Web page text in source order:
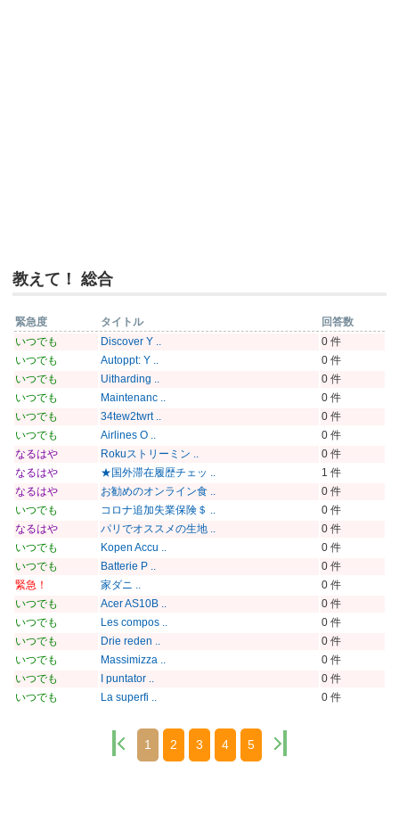
教えて！ 総合
緊急度 タイトル
回答数
いつでも
Discover Y ..
0 件
いつでも
Autoppt: Y ..
0 件
いつでも
Uitharding ..
0 件
いつでも
Maintenanc ..
0 件
いつでも
34tew2twrt ..
0 件
いつでも
Airlines O ..
0 件
なるはや
Rokuストリーミン ..
0 件
なるはや
★国外滞在履歴チェッ ..
1 件
なるはや
お勧めのオンライン食 ..
0 件
いつでも
コロナ追加失業保険＄ ..
0 件
なるはや
パリでオススメの生地 ..
0 件
いつでも
Kopen Accu ..
0 件
いつでも
Batterie P ..
0 件
緊急！
家ダニ ..
0 件
いつでも
Acer AS10B ..
0 件
いつでも
Les compos ..
0 件
いつでも
Drie reden ..
0 件
いつでも
Massimizza ..
0 件
いつでも
I puntator ..
0 件
いつでも
La superfi .. 0 件
1 2 3 4 5